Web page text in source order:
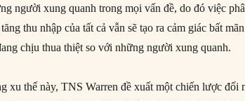
người xung quanh trong mọi vấn đề, do đó việc
thu nhập của tất cả vẫn sẽ tạo ra cảm giác bất
chịu thua thiệt so với những người xung quanh.
xu thế này, TNS Warren đề xuất một chiến lược đối